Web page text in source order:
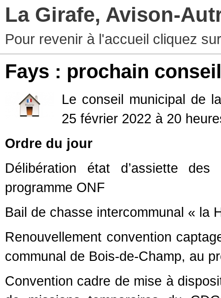
La Girafe, Avison-
Pour revenir à l'accueil cliquez
Fays : prochain
Le conseil municipal de
25 février 2022 à 20
Ordre du jour
Délibération état d’assiette
programme ONF
Bail de chasse intercommunal « la
Renouvellement convention
communal de Bois-de-Champ, au
Convention cadre de mise à